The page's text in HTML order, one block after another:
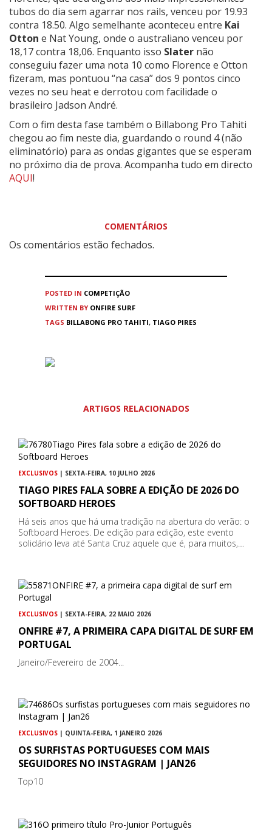
tubos do dia sem agarrar nos rails, venceu por 19.93
contra 18.50. Algo semelhante aconteceu entre Kai
Otton e Nat Young, onde o australiano venceu por
18,17 contra 18,06. Enquanto isso Slater não
conseguiu fazer uma nota 10 como Florence e Otton
fizeram, mas pontuou “na casa” dos 9 pontos cinco
vezes no seu heat e derrotou com facilidade o
brasileiro Jadson André.
Com o fim desta fase também o Billabong Pro Tahiti
chegou ao fim neste dia, guardando o round 4 (não
eliminatório) para as ondas gigantes que se esperam
no próximo dia de prova. Acompanha tudo em directo
AQUI!
COMENTÁRIOS
Os comentários estão fechados.
POSTED IN COMPETIÇÃO
WRITTEN BY ONFIRE SURF
TAGS BILLABONG PRO TAHITI, TIAGO PIRES
ARTIGOS RELACIONADOS
EXCLUSIVOS | SEXTA-FEIRA, 10 JULHO 2026
TIAGO PIRES FALA SOBRE A EDIÇÃO DE 2026 DO
SOFTBOARD HEROES
Há seis anos que há uma tradição na abertura do verão: o
Softboard Heroes. De edição para edição, este evento
solidário leva até Santa Cruz aquele que é, para muitos,…
EXCLUSIVOS | SEXTA-FEIRA, 22 MAIO 2026
ONFIRE #7, A PRIMEIRA CAPA DIGITAL DE SURF EM
PORTUGAL
Janeiro/Fevereiro de 2004...
EXCLUSIVOS | QUINTA-FEIRA, 1 JANEIRO 2026
OS SURFISTAS PORTUGUESES COM MAIS
SEGUIDORES NO INSTAGRAM | JAN26
Top10